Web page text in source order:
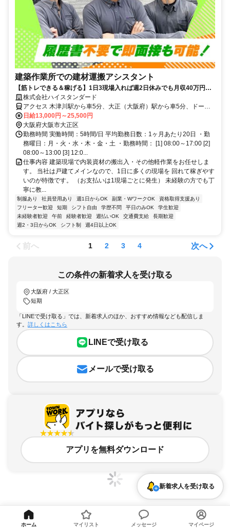
建築作業所での建材運搬アシスタント
【筋トレできる＆稼げる】1日3現場入れば週2日休みでも月収40万円以
上！シフト自由/週2日～OK
株式会社ハイスタンダード
アクセス 木津川駅から車5分、大正（大阪府）駅から車5分、ドーム
前駅から車7分
日給13,000円～25,500円
大阪府大阪市大正区
勤務時間 実働時間：5時間/日 平均勤務日数：1ヶ月あたり20日 ・勤
務曜日：月・火・水・木・金・土 ・勤務時間： [1] 08:00～17:00 [2]
08:00～13:00 [3] 12:0...
仕事内容 建築現場で内装資材の搬出入・その他軽作業をお任せしま
す。 当社は戸建てメインなので、1日に多くの現場を 回れて稼ぎやす
いのが特徴です。 （お支払いは1現場ごとに発生） 未経験の方でも丁
寧に教...
制服あり 社員登用あり 週1日からOK 副業・WワークOK
資格取得支援あり
フリーター歓迎
短期 シフト自由 学歴不問 平日のみOK
学生歓迎
未経験者歓迎
午前 経験者歓迎 週払いOK 交通費支給
長期歓迎
週2・3日からOK
シフト制 週4日以上OK
前へ 1 2 3 4 次へ
この条件の新着求人を受け取る
大阪府 / 大正区
短期
「LINEで受け取る」では、新着求人のほか、おすすめ情報なども配信しま
す。 詳しくはこちら
LINEで受け取る
メールで受け取る
アプリを無料ダウンロード
大阪府、大正区、短期のアルバイト・バイト求人情報
新着求人を受け取る
ホーム マイリスト メッセージ マイページ